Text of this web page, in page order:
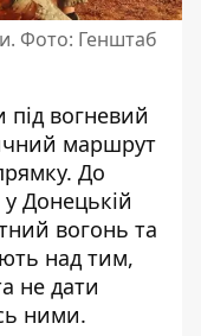
Фото: Генштаб
під вогневий
маршрут
До
Донецькій
вогонь та
над тим,
не дати
ними.